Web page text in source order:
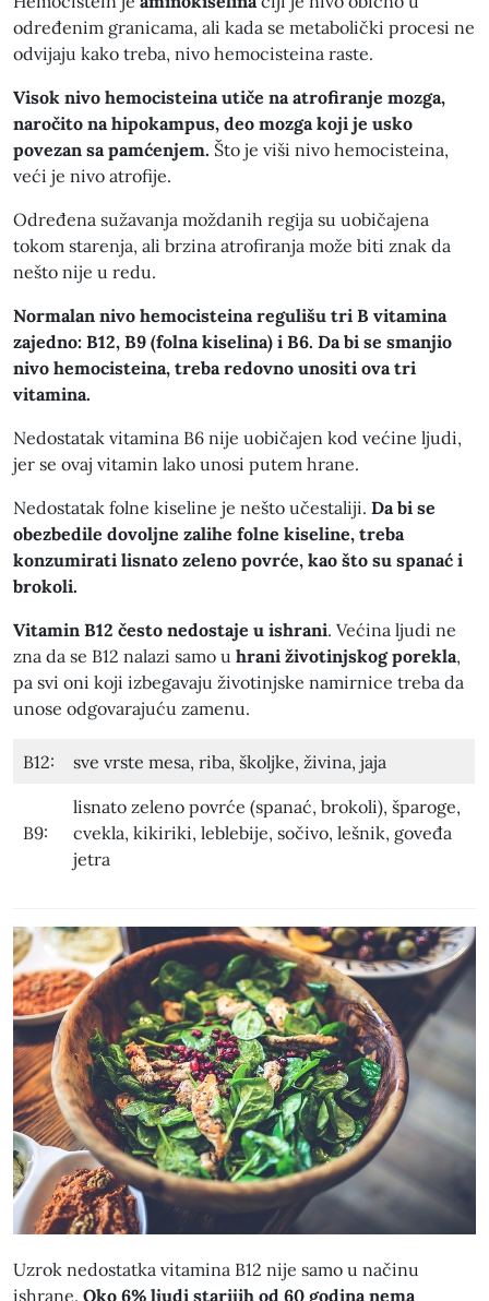
određenim granicama, ali kada se metabolički procesi ne
odvijaju kako treba, nivo hemocisteina raste.
Visok nivo hemocisteina utiče na atrofiranje mozga,
naročito na hipokampus, deo mozga koji je usko
povezan sa pamćenjem. Što je viši nivo hemocisteina,
veći je nivo atrofije.
Određena sužavanja moždanih regija su uobičajena
tokom starenja, ali brzina atrofiranja može biti znak da
nešto nije u redu.
Normalan nivo hemocisteina regulišu tri B vitamina
zajedno: B12, B9 (folna kiselina) i B6. Da bi se smanjio
nivo hemocisteina, treba redovno unositi ova tri
vitamina.
Nedostatak vitamina B6 nije uobičajen kod većine ljudi,
jer se ovaj vitamin lako unosi putem hrane.
Nedostatak folne kiseline je nešto učestaliji. Da bi se
obezbedile dovoljne zalihe folne kiseline, treba
konzumirati lisnato zeleno povrće, kao što su spanać i
brokoli.
Vitamin B12 često nedostaje u ishrani. Većina ljudi ne
zna da se B12 nalazi samo u hrani životinjskog porekla,
pa svi oni koji izbegavaju životinjske namirnice treba da
unose odgovarajuću zamenu.
B12: sve vrste mesa, riba, školjke, živina, jaja
B9:
lisnato zeleno povrće (spanać, brokoli), šparoge,
cvekla, kikiriki, leblebije, sočivo, lešnik, goveđa
jetra
Uzrok nedostatka vitamina B12 nije samo u načinu
ishrane. Oko 6% ljudi starijih od 60 godina nema